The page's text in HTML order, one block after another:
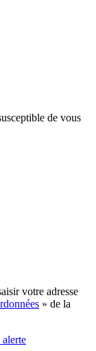
de vous
votre adresse
» de la